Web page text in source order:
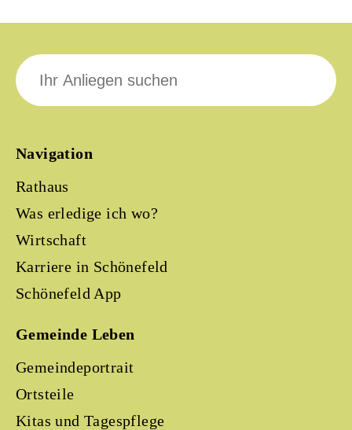
Navigation
Rathaus
Was erledige ich wo?
Wirtschaft
Karriere in Schönefeld
Schönefeld App
Gemeinde Leben
Gemeindeportrait
Ortsteile
Kitas und Tagespflege
Suche
nach: